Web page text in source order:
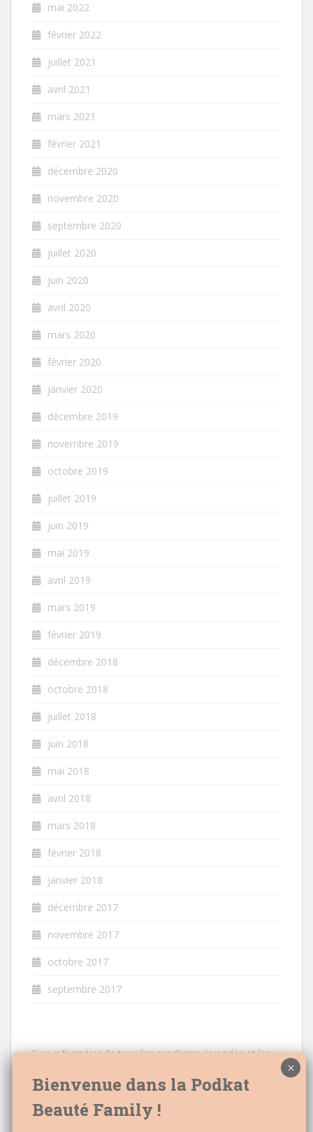
mai 2022
février 2022
juillet 2021
avril 2021
mars 2021
février 2021
décembre 2020
novembre 2020
septembre 2020
juillet 2020
juin 2020
avril 2020
mars 2020
février 2020
janvier 2020
décembre 2019
novembre 2019
octobre 2019
juillet 2019
juin 2019
mai 2019
avril 2019
mars 2019
février 2019
décembre 2018
octobre 2018
juillet 2018
juin 2018
mai 2018
avril 2018
mars 2018
février 2018
janvier 2018
décembre 2017
novembre 2017
octobre 2017
septembre 2017
Sois informé(e) de tous les prochains épisodes et les